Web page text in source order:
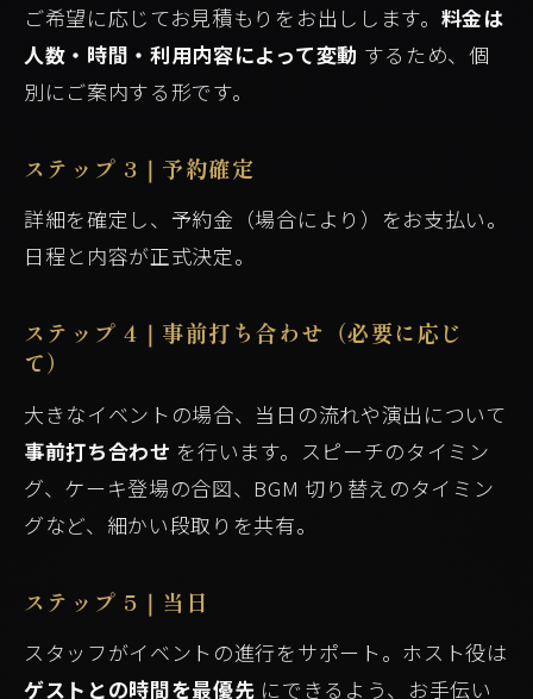
ご希望に応じてお見積もりをお出しします。 料金は
人数・時間・利用内容によって変動 するため、個
別にご案内する形です。
ステップ 3｜予約確定
詳細を確定し、予約金（場合により）をお支払い。
日程と内容が正式決定。
ステップ 4｜事前打ち合わせ（必要に応じ
て）
大きなイベントの場合、当日の流れや演出について
事前打ち合わせ を行います。スピーチのタイミン
グ、ケーキ登場の合図、BGM 切り替えのタイミン
グなど、細かい段取りを共有。
ステップ 5｜当日
スタッフがイベントの進行をサポート。ホスト役は
ゲストとの時間を最優先 にできるよう、お手伝い